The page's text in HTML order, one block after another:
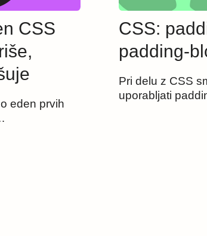
CSS
eden prvih
CSS:
padding-
Pri delu z CSS
uporabljati